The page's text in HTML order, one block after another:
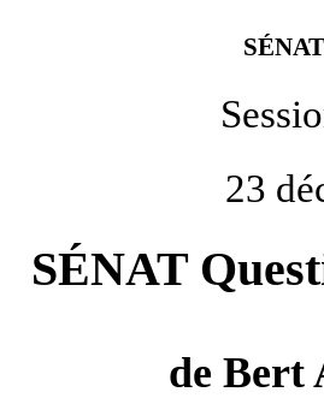
23
SÉNAT
de Bert